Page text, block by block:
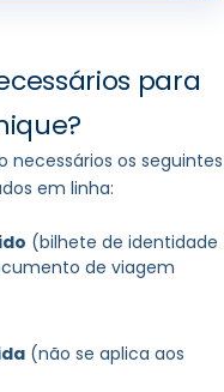
para
necessários os seguintes
em linha:
(bilhete de identidade
de viagem
(não se aplica aos